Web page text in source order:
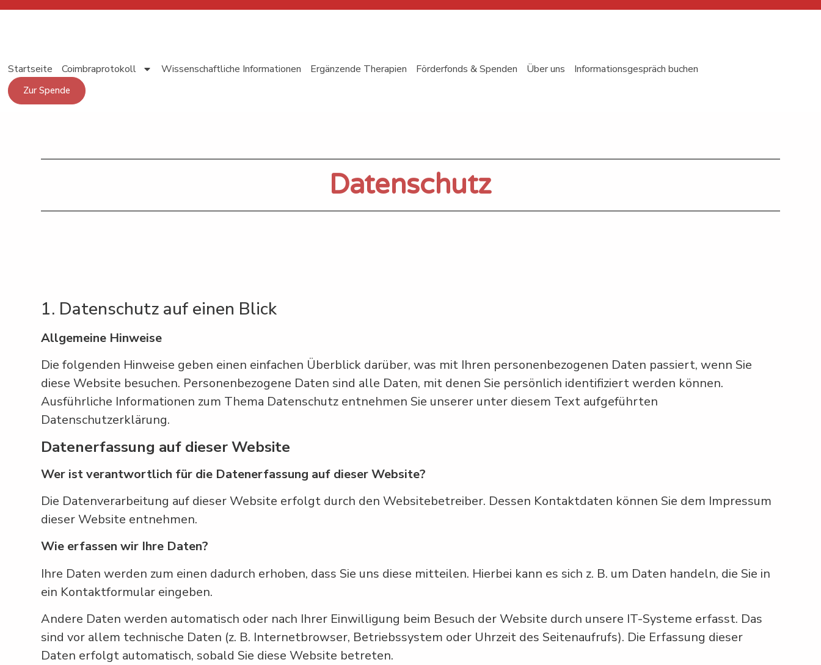
Startseite Coimbraprotokoll Wissenschaftliche Informationen Ergänzende Therapien Förderfonds & Spenden Über uns Informationsgespräch buchen
Zur Spende
Datenschutz
1. Datenschutz auf einen Blick
Allgemeine Hinweise
Die folgenden Hinweise geben einen einfachen Überblick darüber, was mit Ihren personenbezogenen Daten passiert, wenn Sie
diese Website besuchen. Personenbezogene Daten sind alle Daten, mit denen Sie persönlich identifiziert werden können.
Ausführliche Informationen zum Thema Datenschutz entnehmen Sie unserer unter diesem Text aufgeführten
Datenschutzerklärung.
Datenerfassung auf dieser Website
Wer ist verantwortlich für die Datenerfassung auf dieser Website?
Die Datenverarbeitung auf dieser Website erfolgt durch den Websitebetreiber. Dessen Kontaktdaten können Sie dem Impressum
dieser Website entnehmen.
Wie erfassen wir Ihre Daten?
Ihre Daten werden zum einen dadurch erhoben, dass Sie uns diese mitteilen. Hierbei kann es sich z. B. um Daten handeln, die Sie in
ein Kontaktformular eingeben.
Andere Daten werden automatisch oder nach Ihrer Einwilligung beim Besuch der Website durch unsere IT-Systeme erfasst. Das
sind vor allem technische Daten (z. B. Internetbrowser, Betriebssystem oder Uhrzeit des Seitenaufrufs). Die Erfassung dieser
Daten erfolgt automatisch, sobald Sie diese Website betreten.